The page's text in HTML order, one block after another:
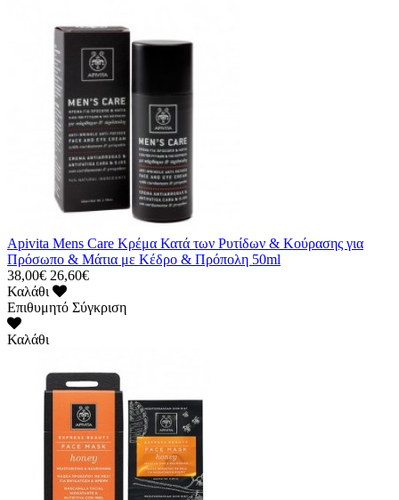
Apivita Mens Care Κρέμα Κατά των Ρυτίδων & Κούρασης για
Πρόσωπο & Μάτια με Κέδρο & Πρόπολη 50ml
38,00€ 26,60€
Καλάθι
Επιθυμητό Σύγκριση
Καλάθι